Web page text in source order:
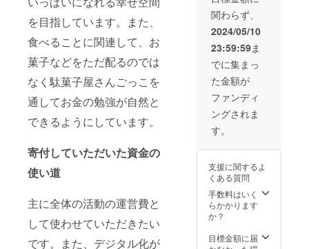
を目指しています。また、
食べることに関連して、お
菓子などをただ配るのでは
なく駄菓子屋さんごっこを
通してお金の勉強が自然と
できるようにしています。
寄付していただいた資金の
使い道
主に全体の活動の運営費と
して使わせていただきたい
です。また、デジタル化が
ピアス
のどち
らかを
お選び
いただ
けま
す。
（写真
はイヤ
リング
と髪留
関わらず、
2024/05/10
23:59:59ま
でに集まっ
た金額が
ファンディ
ングされま
す。
支援に関するよ
くある質問
手数料はいく
らかかります
か？
目標金額に届